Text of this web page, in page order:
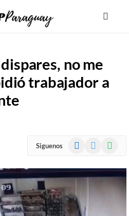
no me
trabajador a
Siguenos Facebook